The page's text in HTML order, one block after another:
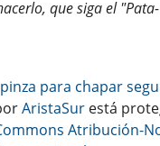
que siga el
para chapar
AristaSur está
Atribución-